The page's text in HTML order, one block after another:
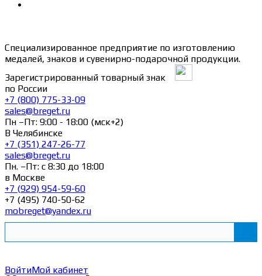
Специализированное предприятие по изготовлению
медалей, знаков и сувенирно-подарочной продукции.
Зарегистрированный товарный знак
по России
+7 (800) 775-33-09
sales@breget.ru
Пн –Пт: 9:00 - 18:00 (мск+2)
В Челябинске
+7 (351) 247-26-77
sales@breget.ru
Пн. –Пт: с 8:30 до 18:00
в Москве
+7 (929) 954-59-60
+7 (495) 740-50-62
mobreget@yandex.ru
ВойтиМой кабинет